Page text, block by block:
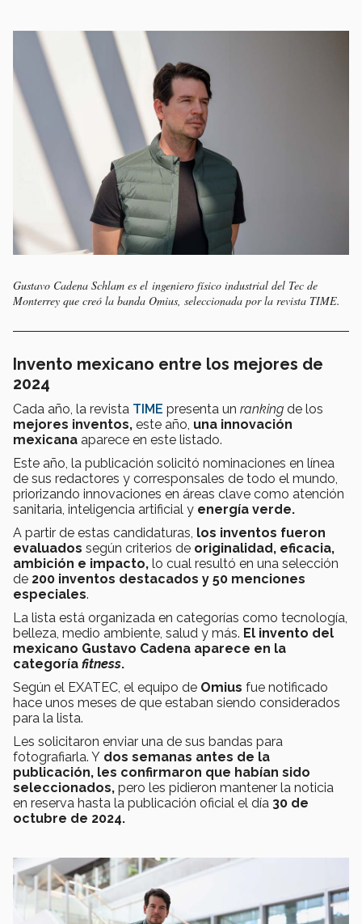
Gustavo Cadena Schlam es el ingeniero físico industrial del Tec de
Monterrey que creó la banda Omius, seleccionada por la revista TIME.
Invento mexicano entre los mejores de
2024
Cada año, la revista TIME presenta un ranking de los
mejores inventos, este año, una innovación
mexicana aparece en este listado.
Este año, la publicación solicitó nominaciones en línea
de sus redactores y corresponsales de todo el mundo,
priorizando innovaciones en áreas clave como atención
sanitaria, inteligencia artificial y energía verde.
A partir de estas candidaturas, los inventos fueron
evaluados según criterios de originalidad, eficacia,
ambición e impacto, lo cual resultó en una selección
de 200 inventos destacados y 50 menciones
especiales.
La lista está organizada en categorías como tecnología,
belleza, medio ambiente, salud y más. El invento del
mexicano Gustavo Cadena aparece en la
categoría fitness.
Según el EXATEC, el equipo de Omius fue notificado
hace unos meses de que estaban siendo considerados
para la lista.
Les solicitaron enviar una de sus bandas para
fotografiarla. Y dos semanas antes de la
publicación, les confirmaron que habían sido
seleccionados, pero les pidieron mantener la noticia
en reserva hasta la publicación oficial el día 30 de
octubre de 2024.